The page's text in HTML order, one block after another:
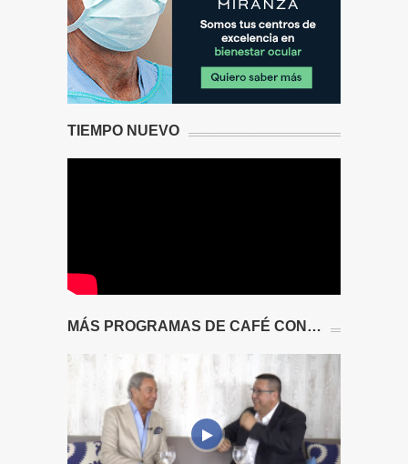
TIEMPO NUEVO
MÁS PROGRAMAS DE CAFÉ CON…